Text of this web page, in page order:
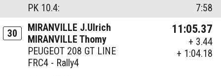
PK 10.4:
7:58
30
MIRANVILLE J.Ulrich
MIRANVILLE Thomy
PEUGEOT 208 GT LINE
FRC4 - Rally4
11:05.37
+ 3.44
+ 1:04.18